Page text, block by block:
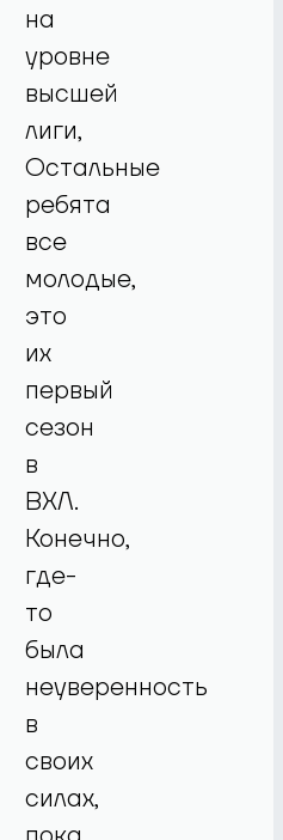
на
уровне
высшей
лиги,
Остальные
ребята
все
молодые,
это
их
первый
сезон
в
ВХЛ.
Конечно,
где-
то
была
неуверенность
в
своих
силах,